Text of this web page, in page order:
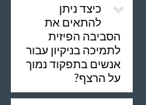
כיצד ניתן
להתאים את
הסביבה הפיזית
לתמיכה בניקיון עבור
אנשים בתפקוד נמוך
על הרצף?